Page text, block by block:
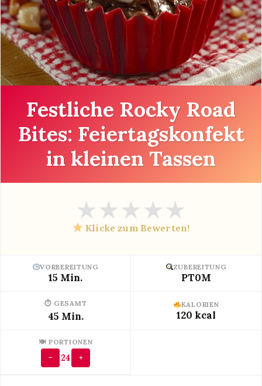
Festliche Rocky Road
Bites: Feiertagskonfekt
in kleinen Tassen
★★★★★
Klicke zum Bewerten!
VORBEREITUNG
15 Min.
ZUBEREITUNG
PT0M
⏱ GESAMT
45 Min.
KALORIEN
120 kcal
🍽 PORTIONEN
− 24 +